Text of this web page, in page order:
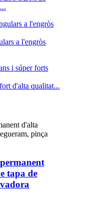
a l'engròs
d'alta qualitat...
tapa de